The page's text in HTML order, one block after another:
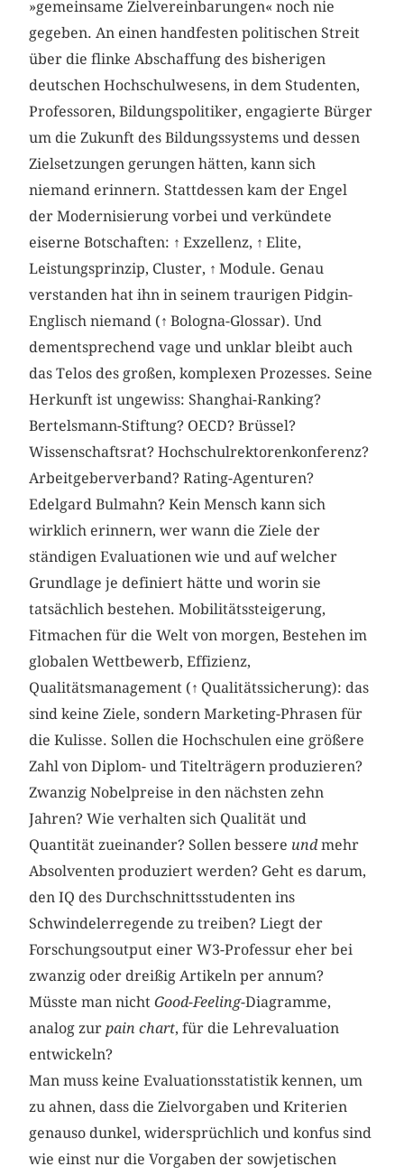
»gemeinsame Zielvereinbarungen« noch nie
gegeben. An einen handfesten politischen Streit
über die flinke Abschaffung des bisherigen
deutschen Hochschulwesens, in dem Studenten,
Professoren, Bildungspolitiker, engagierte Bürger
um die Zukunft des Bildungssystems und dessen
Zielsetzungen gerungen hätten, kann sich
niemand erinnern. Stattdessen kam der Engel
der Modernisierung vorbei und verkündete
eiserne Botschaften: ↑Exzellenz, ↑Elite,
Leistungsprinzip, Cluster, ↑Module. Genau
verstanden hat ihn in seinem traurigen Pidgin-
Englisch niemand (↑Bologna-Glossar). Und
dementsprechend vage und unklar bleibt auch
das Telos des großen, komplexen Prozesses. Seine
Herkunft ist ungewiss: Shanghai-Ranking?
Bertelsmann-Stiftung? OECD? Brüssel?
Wissenschaftsrat? Hochschulrektorenkonferenz?
Arbeitgeberverband? Rating-Agenturen?
Edelgard Bulmahn? Kein Mensch kann sich
wirklich erinnern, wer wann die Ziele der
ständigen Evaluationen wie und auf welcher
Grundlage je definiert hätte und worin sie
tatsächlich bestehen. Mobilitätssteigerung,
Fitmachen für die Welt von morgen, Bestehen im
globalen Wettbewerb, Effizienz,
Qualitätsmanagement (↑ Qualitätssicherung): das
sind keine Ziele, sondern Marketing-Phrasen für
die Kulisse. Sollen die Hochschulen eine größere
Zahl von Diplom- und Titelträgern produzieren?
Zwanzig Nobelpreise in den nächsten zehn
Jahren? Wie verhalten sich Qualität und
Quantität zueinander? Sollen bessere undmehr
Absolventen produziert werden? Geht es darum,
den IQ des Durchschnittsstudenten ins
Schwindelerregende zu treiben? Liegt der
Forschungsoutput einer W3-Professur eher bei
zwanzig oder dreißig Artikeln per annum?
Müsste man nichtGood-Feeling-Diagramme,
analog zurpain chart, für die Lehrevaluation
entwickeln?
Man muss keine Evaluationsstatistik kennen, um
zu ahnen, dass die Zielvorgaben und Kriterien
genauso dunkel, widersprüchlich und konfus sind
wie einst nur die Vorgaben der sowjetischen